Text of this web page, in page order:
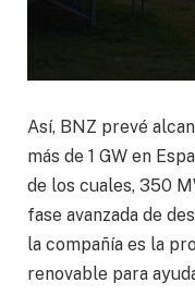
Así, BNZ prevé
más de 1 GW en
de los cuales, 350
fase avanzada de
la compañía es la
renovable para